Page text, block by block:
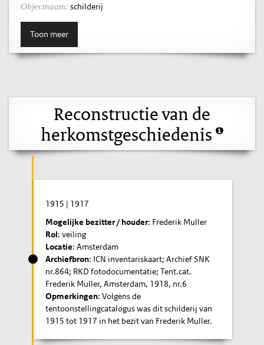
Objectnaam: schilderij
Toon meer
Reconstructie van de
herkomstgeschiedenis
1915 | 1917
Mogelijke bezitter / houder: Frederik Muller
Rol: veiling
Locatie: Amsterdam
Archiefbron: ICN inventariskaart; Archief SNK
nr.864; RKD fotodocumentatie; Tent.cat.
Frederik Muller, Amsterdam, 1918, nr.6
Opmerkingen: Volgens de
tentoonstellingcatalogus was dit schilderij van
1915 tot 1917 in het bezit van Frederik Muller.